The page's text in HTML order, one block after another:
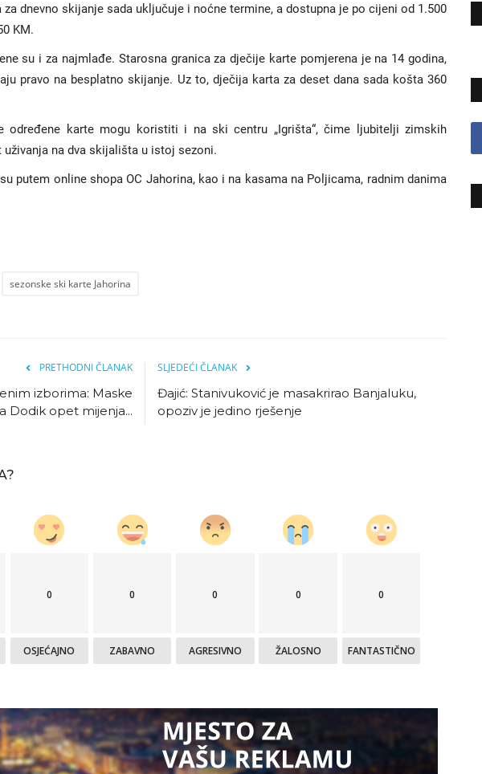
za dnevno skijanje sada uključuje i noćne termine, a dostupna je po cijeni od 1.500
KM.
su i za najmlađe. Starosna granica za dječije karte pomjerena je na 14 godina,
pravo na besplatno skijanje. Uz to, dječija karta za deset dana sada košta 360
određene karte mogu koristiti i na ski centru „Igrišta“, čime ljubitelji zimskih
na dva skijališta u istoj sezoni.
putem online shopa OC Jahorina, kao i na kasama na Poljicama, radnim danima
sezonske ski karte Jahorina
PRETHODNI ČLANAK
izborima: Maske
Dodik opet mijenja...
SLJEDEĆI ČLANAK
Đajić: Stanivuković je masakrirao Banjaluku,
opoziv je jedino rješenje
0
OSJEĆAJNO
0
ZABAVNO
0
AGRESIVNO
0
ŽALOSNO
0
FANTASTIČNO